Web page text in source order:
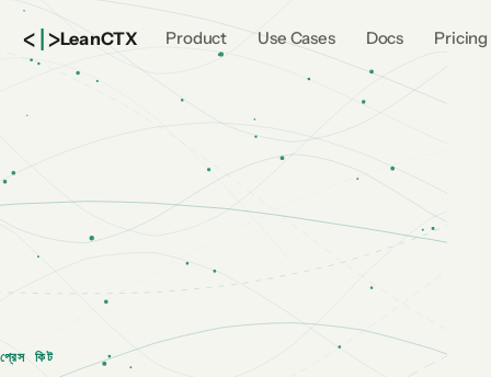
<|>LeanCTX Product Use Cases Docs Pricing
প্রেস কিট